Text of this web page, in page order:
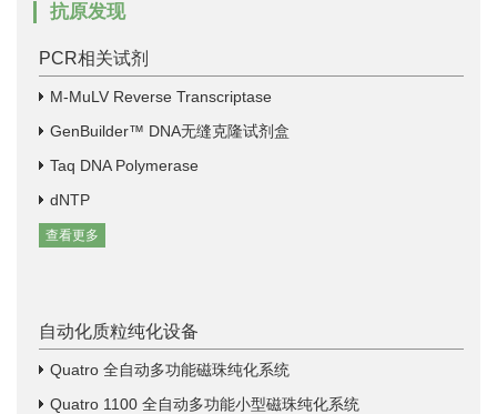
抗原发现
PCR相关试剂
M-MuLV Reverse Transcriptase
GenBuilder™ DNA无缝克隆试剂盒
Taq DNA Polymerase
dNTP
查看更多
自动化质粒纯化设备
Quatro 全自动多功能磁珠纯化系统
Quatro 1100 全自动多功能小型磁珠纯化系统